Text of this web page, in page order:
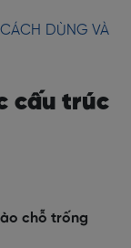
CÁCH DÙNG VÀ
cấu trúc
chỗ trống